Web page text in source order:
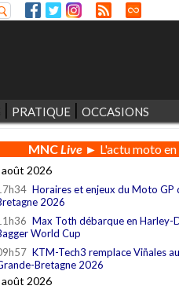
PRATIQUE OCCASIONS
MNCLive► L'actu moto
août 2026
Horaires et enjeux du Moto GP
2026
Max Toth débarque en Harley-
World Cup
KTM-Tech3 remplace Viñales
Bretagne 2026
août 2026